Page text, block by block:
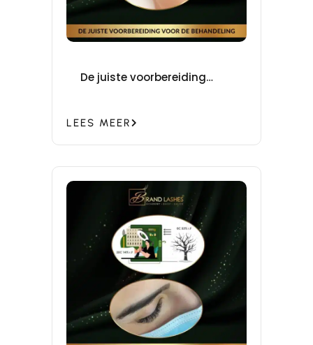
De juiste voorbereiding
LEES MEER